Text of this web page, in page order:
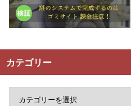
カテゴリー